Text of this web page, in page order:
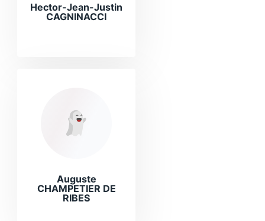
Hector-Jean-Justin
CAGNINACCI
Auguste
CHAMPETIER DE
RIBES